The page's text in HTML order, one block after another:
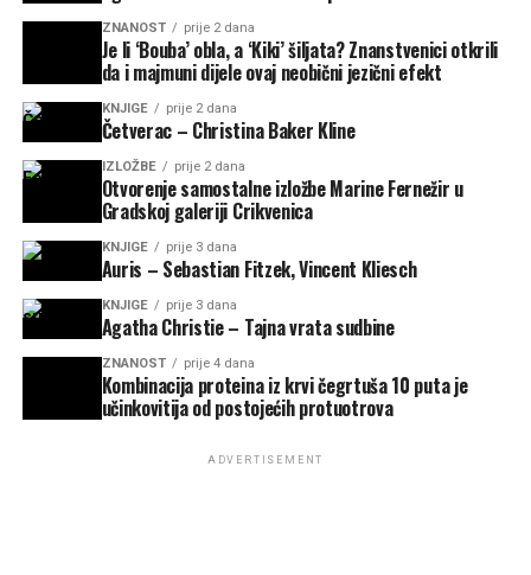
ZNANOST prije 2 dana
Je li ‘Bouba’ obla, a ‘Kiki’ šiljata? Znanstvenici otkrili
da i majmuni dijele ovaj neobični jezični efekt
KNJIGE prije 2 dana
Četverac – Christina Baker Kline
IZLOŽBE prije 2 dana
Otvorenje samostalne izložbe Marine Fernežir u
Gradskoj galeriji Crikvenica
KNJIGE prije 3 dana
Auris – Sebastian Fitzek, Vincent Kliesch
KNJIGE prije 3 dana
Agatha Christie – Tajna vrata sudbine
ZNANOST prije 4 dana
Kombinacija proteina iz krvi čegrtuša 10 puta je
učinkovitija od postojećih protuotrova
ADVERTISEMENT